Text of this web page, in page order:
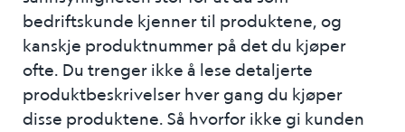
bedriftskunde kjenner til produktene, og
kanskje produktnummer på det du kjøper
ofte. Du trenger ikke å lese detaljerte
produktbeskrivelser hver gang du kjøper
disse produktene. Så hvorfor ikke gi kunden